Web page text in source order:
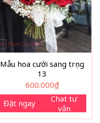
Mẫu hoa cưới sang trọng
13
600.000₫
Đặt ngay
Chat tư
vấn